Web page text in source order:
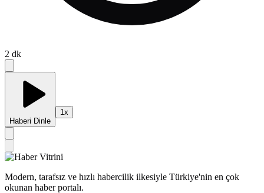
2 dk
Haberi Dinle
1x
Modern, tarafsız ve hızlı habercilik ilkesiyle Türkiye'nin en çok
okunan haber portalı.